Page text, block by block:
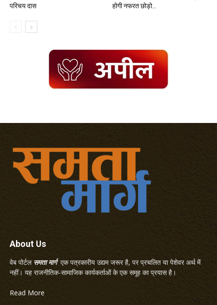
परिचय दास
होगी नफरत छोड़ो...
About Us
वेब पोर्टल समता मार्गएक पत्रकारीय उद्यम जरूर है, पर प्रचलित या पेशेवर अर्थ में
नहीं। यह राजनीतिक-सामाजिक कार्यकर्ताओं के एक समूह का प्रयास है।
Read More